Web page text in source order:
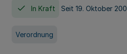
In Kraft Seit 19. Oktober
Verordnung